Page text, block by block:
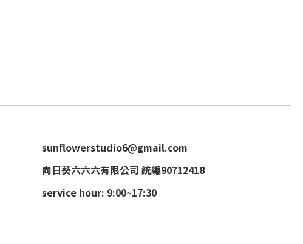
sunflowerstudio6@gmail.com
向日葵六六六有限公司 統編90712418
service hour: 9:00~17:30